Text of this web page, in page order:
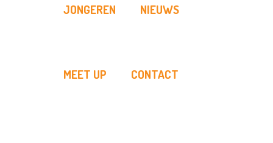
JONGEREN NIEUWS
MEET UP CONTACT